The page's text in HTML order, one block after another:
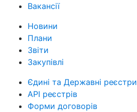
Вакансії
Новини
Плани
Звіти
Закупівлі
Єдині та Державні реєстри
API реєстрів
Форми договорів